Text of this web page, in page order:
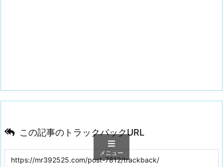
この記事のトラックバックURL
メニュー